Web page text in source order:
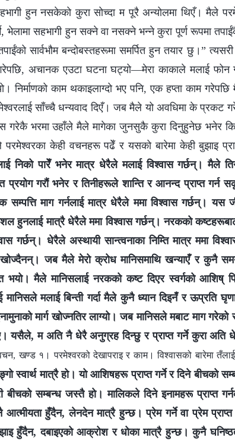
हुन नसकेको कुरा सोच्दा म पूरै अन्योलमा थिएँ। मैले
भेलामा सहभागी हुन सक्ने वा नसक्ने भन्‍ने कुरा पूर्ण रूपमा
सार्वभौम बन्दोबस्तहरूमा समर्पित हुन तयार छु।” त्यसरी
गरेपछि, अचानक एउटा घटना घट्यो—मेरा काकाले मलाई फोन
निर्माणको काम थकाइलाग्दो भए पनि, एक हप्ता काम
साँच्‍चै धन्यवाद दिएँ। जब मैले यो अवधिमा के प्रकट
गरेकै भरमा उहाँले मैले मागेका जुनसुकै कुरा दिनुहुनेछ भनेर
केही वचनहरू पढेँ र यसको बारेमा केही बुझाइ
निको पारेँ भनेर मात्र धेरैले मलाई विश्‍वास गर्छन्। मैले
प्रयोग गरौं भनेर र तिनीहरूले शान्ति र आनन्द प्राप्‍त गर्न
सम्पत्ति माग गर्नलाई मात्र धेरैले ममा विश्‍वास गर्छन्। यस
हुनलाई मात्रै धेरैले ममा विश्‍वास गर्छन्। नरकको
गर्छन्। धेरैले अस्थायी सान्त्वनाका निम्ति मात्र ममा
जब मैले मेरो क्रोध मानिसमाथि खन्याएँ र कुनै
मैले मानिसलाई नरकको कष्ट दिएर स्वर्गको आशिष्‌
मानिसले मलाई बिन्ती गर्दा मैले कुनै ध्यान दिइनँ र ऊप्रति
मार्ग खोज्नतिर लाग्यो। जब मानिसले मबाट माग
यसैले, म अति नै धेरै अनुग्रह दिन्छु र प्राप्‍त गर्ने कुरा अति
खण्ड १। परमेश्‍वरको देखापराइ र काम। विश्‍वासको बारेमा
स्वार्थ मात्रै हो। यो आशिषहरू प्राप्त गर्ने र दिने बीचको
सम्‍बन्ध जस्तै हो। मालिकले दिने इनामहरू प्राप्त
आत्मीयता हुँदैन, लेनदेन मात्रै हुन्छ। प्रेम गर्ने वा प्रेम
हुँदैन, दबाइएको आक्रोश र धोका मात्रै हुन्छ। कुनै